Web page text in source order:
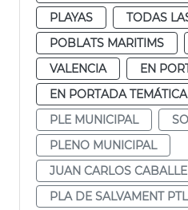
PLAYAS
TODAS
POBLATS MARITIMS
VALENCIA
EN
EN PORTADA TEMÁTICA
PLE MUNICIPAL
PLENO MUNICIPAL
JUAN CARLOS
PLA DE SALVAMENT